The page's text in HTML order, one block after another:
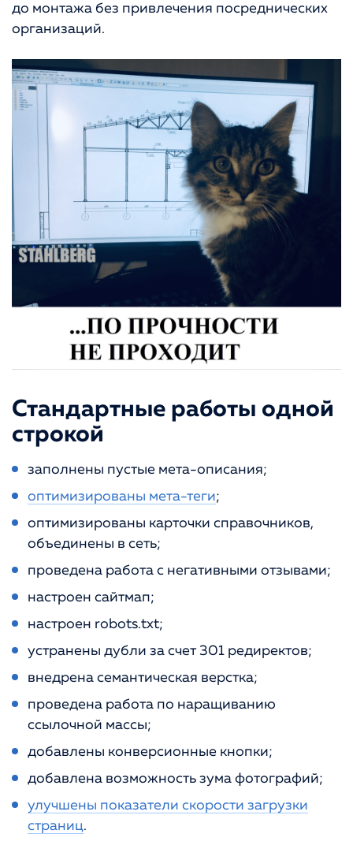
до монтажа без привлечения посреднических
организаций.
Стандартные работы одной
строкой
заполнены пустые мета-описания;
оптимизированы мета-теги;
оптимизированы карточки справочников,
объединены в сеть;
проведена работа с негативными отзывами;
настроен сайтмап;
настроен robots.txt;
устранены дубли за счет 301 редиректов;
внедрена семантическая верстка;
проведена работа по наращиванию
ссылочной массы;
добавлены конверсионные кнопки;
добавлена возможность зума фотографий;
улучшены показатели скорости загрузки
страниц.